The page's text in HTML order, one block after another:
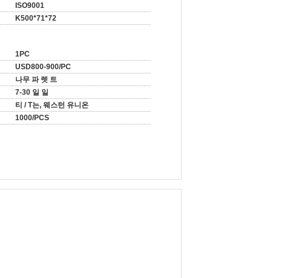
ISO9001
K500*71*72
1PC
USD800-900/PC
나무 파 렛 트
7-30 일 일
티 / T는, 웨스턴 유니온
1000/PCS